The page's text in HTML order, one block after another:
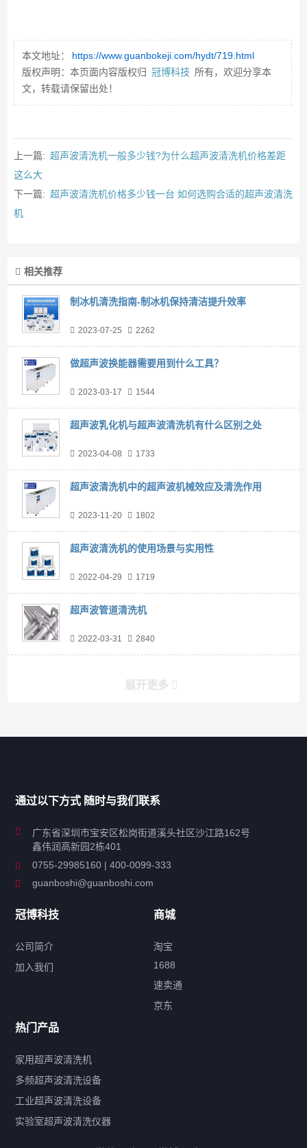
本文地址：
https://www.guanbokeji.com/hydt/719.html
版权声明：本页面内容版权归 冠博科技 所有，欢迎分享本
文，转载请保留出处！
上一篇: 超声波清洗机一般多少钱?为什么超声波清洗机价格差距
这么大
下一篇: 超声波清洗机价格多少钱一台 如何选购合适的超声波清洗
机
相关推荐
制冰机清洗指南-制冰机保持清洁提升效率
2023-07-25 2262
做超声波换能器需要用到什么工具？
2023-03-17 1544
超声波乳化机与超声波清洗机有什么区别之处
2023-04-08 1733
超声波清洗机中的超声波机械效应及清洗作用
2023-11-20 1802
超声波清洗机的使用场景与实用性
2022-04-29 1719
超声波管道清洗机
2022-03-31 2840
展开更多
工业超声波清洗设备
特种超声波洗净产品
超声波配件
产品标签
鼓泡 升降 抛动
带加热
功率可调
双波脱气
机械旋钮系列
厨具清洗机
超声波振板
通过以下方式 随时与我们联系
广东省深圳市宝安区松岗街道溪头社区沙江路162号
鑫伟润高新园2栋401
0755-29985160 | 400-0099-333
guanboshi@guanboshi.com
冠博科技
公司简介
加入我们
商城
淘宝
1688
速卖通
京东
热门产品
家用超声波清洗机
多频超声波清洗设备
工业超声波清洗设备
实验室超声波清洗仪器